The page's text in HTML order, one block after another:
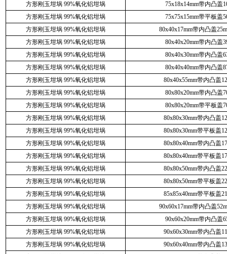
方形刚玉坩埚 99%氧化铝坩埚
75x18x14mm带内凸盖
方形刚玉坩埚 99%氧化铝坩埚
75x75x15mm带平板盖
方形刚玉坩埚 99%氧化铝坩埚
80x40x17mm带内凸盖
方形刚玉坩埚 99%氧化铝坩埚
80x40x20mm带内凸盖
方形刚玉坩埚 99%氧化铝坩埚
80x40x30mm带内凸盖
方形刚玉坩埚 99%氧化铝坩埚
80x40x40mm带内凸盖
方形刚玉坩埚 99%氧化铝坩埚
80x40x55mm带内凸盖
方形刚玉坩埚 99%氧化铝坩埚
80x80x20mm带内凸盖
方形刚玉坩埚 99%氧化铝坩埚
80x80x20mm带平板盖
方形刚玉坩埚 99%氧化铝坩埚
80x80x30mm带内凸盖
方形刚玉坩埚 99%氧化铝坩埚
80x80x30mm带平板盖
方形刚玉坩埚 99%氧化铝坩埚
80x80x40mm带内凸盖
方形刚玉坩埚 99%氧化铝坩埚
80x80x40mm带平板盖
方形刚玉坩埚 99%氧化铝坩埚
80x80x50mm带内凸盖
方形刚玉坩埚 99%氧化铝坩埚
80x80x50mm带平板盖
方形刚玉坩埚 99%氧化铝坩埚
85x85x40mm带平板盖
方形刚玉坩埚 99%氧化铝坩埚
90x60x17mm带内凸盖
方形刚玉坩埚 99%氧化铝坩埚
90x60x20mm带内凸盖
方形刚玉坩埚 99%氧化铝坩埚
90x60x30mm带内凸盖
方形刚玉坩埚 99%氧化铝坩埚
90x60x40mm带内凸盖